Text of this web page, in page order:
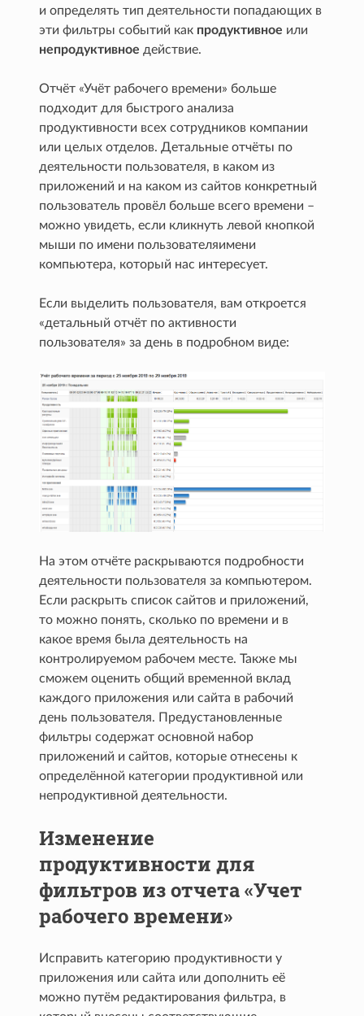
и определять тип деятельности попадающих в
эти фильтры событий как продуктивное или
непродуктивное действие.
Отчёт «Учёт рабочего времени» больше
подходит для быстрого анализа
продуктивности всех сотрудников компании
или целых отделов. Детальные отчёты по
деятельности пользователя, в каком из
приложений и на каком из сайтов конкретный
пользователь провёл больше всего времени –
можно увидеть, если кликнуть левой кнопкой
мыши по имени пользователяимени
компьютера, который нас интересует.
Если выделить пользователя, вам откроется
«детальный отчёт по активности
пользователя» за день в подробном виде:
На этом отчёте раскрываются подробности
деятельности пользователя за компьютером.
Если раскрыть список сайтов и приложений,
то можно понять, сколько по времени и в
какое время была деятельность на
контролируемом рабочем месте. Также мы
сможем оценить общий временной вклад
каждого приложения или сайта в рабочий
день пользователя. Предустановленные
фильтры содержат основной набор
приложений и сайтов, которые отнесены к
определённой категории продуктивной или
непродуктивной деятельности.
Изменение
продуктивности для
фильтров из отчета «Учет
рабочего времени»
Исправить категорию продуктивности у
приложения или сайта или дополнить её
можно путём редактирования фильтра, в